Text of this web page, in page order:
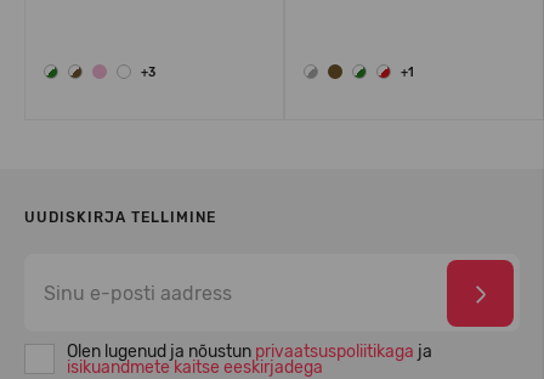
+3 +1
UUDISKIRJA TELLIMINE
Olen lugenud ja nõustun privaatsuspoliitikaga ja
isikuandmete kaitse eeskirjadega